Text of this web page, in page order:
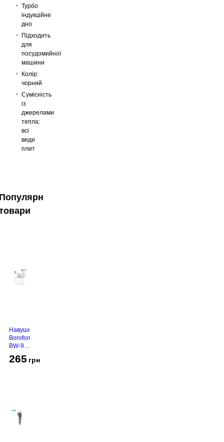
Турбо
індукційне
дно
Підходить
для
посудомийної
машини
Колір:
чорний
Сумісність
із
джерелами
тепла:
всі
види
плит
Навушники
Borofone
BW-94
265 грн